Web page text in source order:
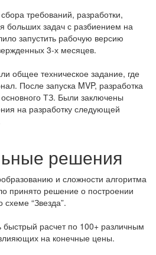
требований, разработки,
больших задач с разбиением на
запустить рабочую версию
3-х месяцев.
общее техническое задание, где
После запуска MVP, разработка
ТЗ. Были заключены
на разработку следующей
решения
и сложности алгоритма
принято решение о построении
“Звезда”.
быстрый расчет по 100+ различным
на конечные цены.